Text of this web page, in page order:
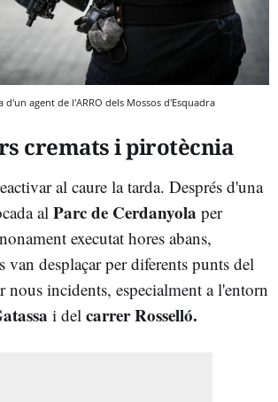
d'un agent de l'ARRO dels Mossos d'Esquadra
cremats i pirotècnia
al caure la tarda. Després d'una
al Parc de Cerdanyola per
executat hores abans,
van desplaçar per diferents punts del
incidents, especialment a l'entorn
i del carrer Rosselló.